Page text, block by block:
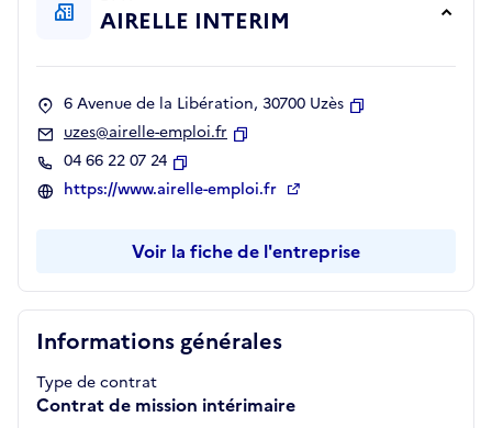
Informations générales
Type de contrat
Contrat de mission intérimaire
AIRELLE INTERIM
6 Avenue de la Libération, 30700 Uzès
uzes@airelle-emploi.fr
04 66 22 07 24
Copier
https://www.airelle-emploi.fr
Voir la fiche de l'entreprise